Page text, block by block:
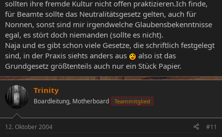
sollten ihre fremde Kultur nicht offen praktizieren.Ich finde,
für Beamte sollte das Neutralitätsgesetz gelten, auch für
Nonnen, sonst sind mir irgendwelche Glaubensbekenntnisse
egal, es stört doch niemanden (sollte es nicht).
Naja und es gibt schon viele Gesetze, die schriftlich festgelegt
sind, in der Praxis siehts anders aus
also ist das
Grundgesetz größtenteils auch nur ein Stück Papier.
Trinity
Boardleitung, Motherboard Teammitglied
12. Oktober 2004 #11